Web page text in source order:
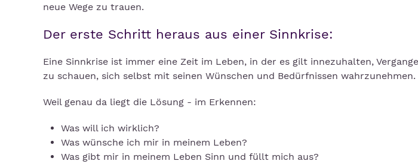
neue Wege zu trauen.
Der erste Schritt heraus aus einer Sinnkrise:
Eine Sinnkrise ist immer eine Zeit im Leben, in der es gilt innezuhalten,
zu schauen, sich selbst mit seinen Wünschen und Bedürfnissen wahrzunehmen.
Weil genau da liegt die Lösung - im Erkennen:
Was will ich wirklich?
Was wünsche ich mir in meinem Leben?
Was gibt mir in meinem Leben Sinn und füllt mich aus?